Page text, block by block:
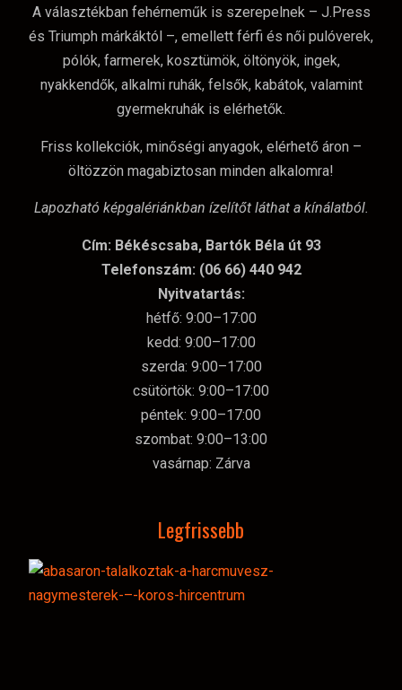
A választékban fehérneműk is szerepelnek – J.Press
és Triumph márkáktól –, emellett férfi és női pulóverek,
pólók, farmerek, kosztümök, öltönyök, ingek,
nyakkendők, alkalmi ruhák, felsők, kabátok, valamint
gyermekruhák is elérhetők.
Friss kollekciók, minőségi anyagok, elérhető áron –
öltözzön magabiztosan minden alkalomra!
Lapozható képgalériánkban ízelítőt láthat a kínálatból.
Cím: Békéscsaba, Bartók Béla út 93
Telefonszám: (06 66) 440 942
Nyitvatartás:
hétfő: 9:00–17:00
kedd: 9:00–17:00
szerda: 9:00–17:00
csütörtök: 9:00–17:00
péntek: 9:00–17:00
szombat: 9:00–13:00
vasárnap: Zárva
Legfrissebb